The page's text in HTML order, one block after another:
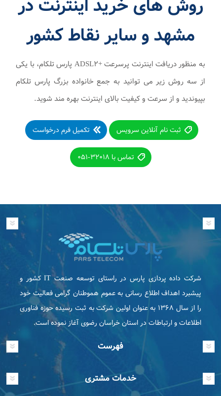
روش های خرید اینترنت در
مشهد و سایر نقاط کشور
به منظور دریافت اینترنت پرسرعت +ADSL۲ پارس تلکام، با یکی
از سه روش زیر می توانید به جمع خانواده بزرگ پارس تلکام
بپیوندید و از سرعت و کیفیت بالای اینترنت بهره مند شوید.
ثبت نام آنلاین سرویس تکمیل فرم درخواست
تماس با ۳۲۰۱۸-۰۵۱
شرکت داده پردازی پارس در راستای توسعه صنعت IT كشور و
پیشبرد اهداف اطلاع رسانی به عموم هموطنان گرامی فعاليت خود
را از سال ۱۳۶۸ به عنوان اولین شرکت به ثبت رسیده حوزه فناوری
اطلاعات و ارتباطات در استان خراسان رضوی آغاز نموده است.
فهرست
خدمات مشتری